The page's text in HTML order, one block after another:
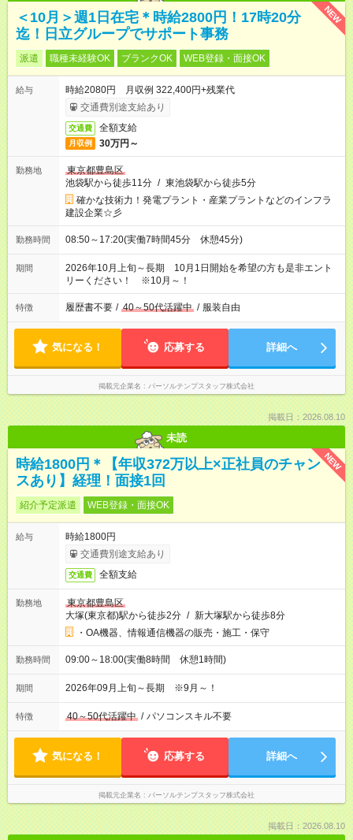
NEW
＜10月＞週1日在宅＊時給2800円！17時20分
迄！日立グループでサポート事務
派遣 職種未経験OK ブランクOK WEB登録・面接OK
給与
時給2080円 月収例 322,400円+残業代
交通費別途支給あり
交通費 全額支給
月収例 30万円～
勤務地
東京都豊島区
池袋駅から徒歩11分 / 東池袋駅から徒歩5分
確かな技術力！発電プラント・産業プラントなどのインフラ
建設企業☆彡
勤務時間 08:50～17:20(実働7時間45分 休憩45分)
期間
2026年10月上旬～長期 10月1日開始を希望の方も是非エント
リーください！ ※10月～！
特徴 履歴書不要 / 40～50代活躍中 / 服装自由
気になる！ 応募する 詳細へ
掲載元企業名 パーソルテンプスタッフ株式会社
掲載日：2026.08.10
未読
NEW
時給1800円＊【年収372万以上×正社員のチャン
スあり】経理！面接1回
紹介予定派遣 WEB登録・面接OK
給与
時給1800円
交通費別途支給あり
交通費 全額支給
勤務地
東京都豊島区
大塚(東京都)駅から徒歩2分 / 新大塚駅から徒歩8分
・OA機器、情報通信機器の販売・施工・保守
勤務時間 09:00～18:00(実働8時間 休憩1時間)
期間 2026年09月上旬～長期 ※9月～！
特徴 40～50代活躍中 / パソコンスキル不要
気になる！ 応募する 詳細へ
掲載元企業名 パーソルテンプスタッフ株式会社
掲載日：2026.08.10